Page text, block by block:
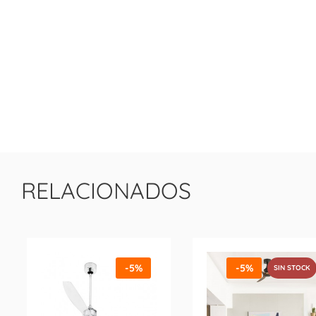
RELACIONADOS
-5% -5% SIN STOCK